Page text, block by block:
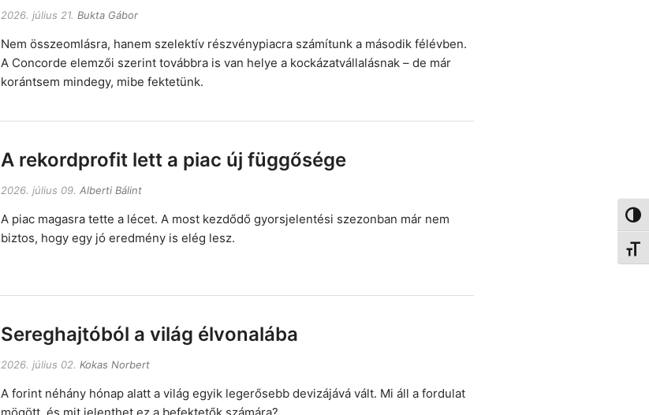
2026. július 21. Bukta Gábor
Nem összeomlásra, hanem szelektív részvénypiacra számítunk a második félévben.
A Concorde elemzői szerint továbbra is van helye a kockázatvállalásnak – de már
korántsem mindegy, mibe fektetünk.
A rekordprofit lett a piac új függősége
2026. július 09. Alberti Bálint
A piac magasra tette a lécet. A most kezdődő gyorsjelentési szezonban már nem
biztos, hogy egy jó eredmény is elég lesz.
Sereghajtóból a világ élvonalába
2026. július 02. Kokas Norbert
A forint néhány hónap alatt a világ egyik legerősebb devizájává vált. Mi áll a fordulat